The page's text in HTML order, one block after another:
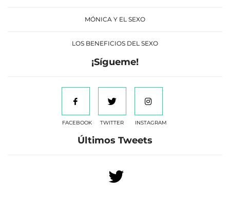
MÓNICA Y EL SEXO
LOS BENEFICIOS DEL SEXO
¡Sígueme!
FACEBOOK TWITTER INSTAGRAM
Últimos Tweets